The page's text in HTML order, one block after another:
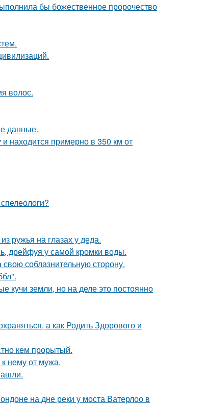
бы божественное пророчество
волос.
данные.
находится примерно в 350 км от
ружья на глазах у деда.
дрейфуя у самой кромки воды.
соблазнительную сторону.
кучи земли, но на деле это постоянно
а как Родить Здорового и
кем прорытый.
нему от мужа.
на дне реки у моста Ватерлоо в